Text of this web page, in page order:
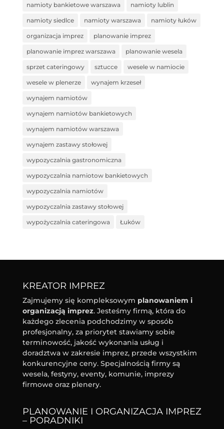
namioty bankietowe warszawa namioty lublin
namioty siedlce namioty warszawa namioty łuków
organizacja imprez planowanie imprez
planowanie imprez warszawa planowanie wesela
sprzet cateringowy sztucce wesele w namiocie
wesele w plenerze wynajem krzeseł
wynajem namiotów
wynajem namiotów bankietowych
wynajem namiotów warszawa
wynajem zastawy stołowej
wypozyczalnia gastronomiczna
wypozyczalnia namiotow bankietowych
wypozyczalnia namiotów
wypozyczalnia zastawy stołowej
wypożyczalnia cateringowa Łuków
KREATOR IMPREZ
Zajmujemy się kompleksowym planowaniem i
organizacją imprez. Jesteśmy firmą, która do
każdego zlecenia podchodzimy w sposób
profesjonalny, za priorytet stawiamy sobie
terminowość, jakość wykonania usług i
doradztwa w zakresie imprez, przede wszystkim
konkurencyjne ceny. Specjalnością firmy są
wesela, festyny, eventy, komunie, imprezy
firmowe oraz plenery.
PLANOWANIE I ORGANIZACJA IMPREZ
– PORADNIKI